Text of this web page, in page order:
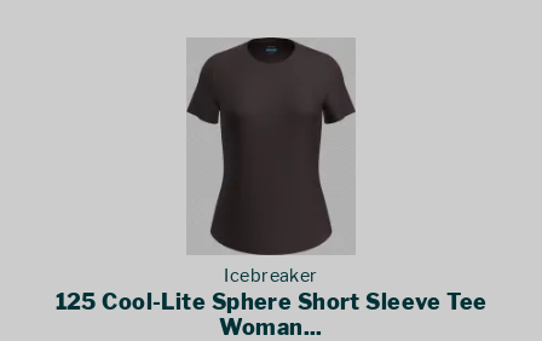
Icebreaker
125 Cool-Lite Sphere Short Sleeve Tee
Woman...